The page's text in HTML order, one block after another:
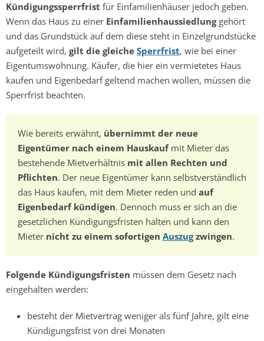
Kündigungssperrfrist für Einfamilienhäuser jedoch geben.
Wenn das Haus zu einer Einfamilienhaussiedlunggehört
und das Grundstück auf dem diese steht in Einzelgrundstücke
aufgeteilt wird, gilt die gleiche Sperrfrist, wie bei einer
Eigentumswohnung. Käufer, die hier ein vermietetes Haus
kaufen und Eigenbedarf geltend machen wollen, müssen die
Sperrfrist beachten.
Wie bereits erwähnt, übernimmt der neue
Eigentümer nach einem Hauskaufmit Mieter das
bestehende Mietverhältnis mit allen Rechten und
Pflichten. Der neue Eigentümer kann selbstverständlich
das Haus kaufen, mit dem Mieter reden und auf
Eigenbedarf kündigen. Dennoch muss er sich an die
gesetzlichen Kündigungsfristen halten und kann den
Mieter nicht zu einem sofortigen Auszugzwingen.
Folgende Kündigungsfristen müssen dem Gesetz nach
eingehalten werden:
besteht der Mietvertrag weniger als fünf Jahre, gilt eine
Kündigungsfrist von drei Monaten